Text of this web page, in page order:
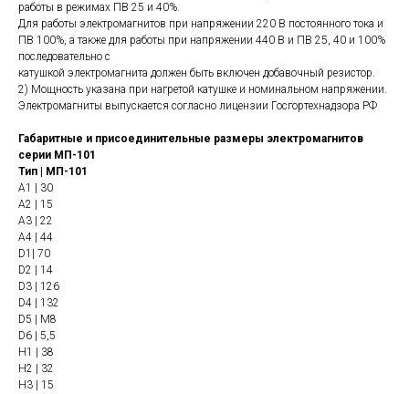
работы в режимах ПВ 25 и 40%.
Для работы электромагнитов при напряжении 220 В постоянного тока и
ПВ 100%, а также для работы при напряжении 440 В и ПВ 25, 40 и 100%
последовательно с
катушкой электромагнита должен быть включен добавочный резистор.
2) Мощность указана при нагретой катушке и номинальном напряжении.
Электромагниты выпускается согласно лицензии Госгортехнадзора РФ
Габаритные и присоединительные размеры электромагнитов
серии МП-101
Тип | МП-101
A1 | 30
A2 | 15
A3 | 22
A4 | 44
D1| 70
D2 | 14
D3 | 126
D4 | 132
D5 | М8
D6 | 5,5
H1 | 38
H2 | 32
H3 | 15